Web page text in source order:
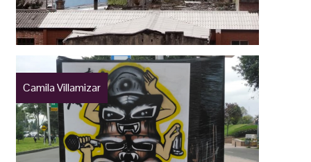
Camila Villamizar